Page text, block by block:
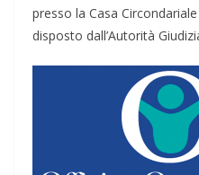
presso la Casa
disposto dall’Autorità